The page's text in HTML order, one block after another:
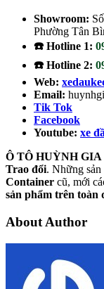
Showroom:
Phường Tân
☎️ Hotline 1:
☎️ Hotline 2:
Web:
Email:
Tik Tok
Facebook
Youtube: xe
Ô TÔ HUỲNH
Trao đổi. Những sản
Container cũ, mới
sản phẩm trên toàn
About Author